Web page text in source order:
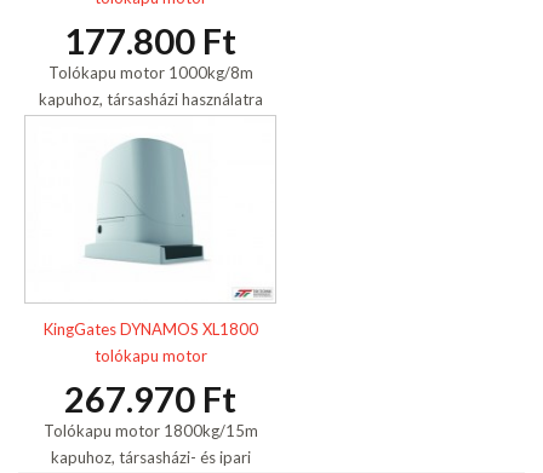
177.800 Ft
Tolókapu motor 1000kg/8m
kapuhoz, társasházi használatra
KingGates DYNAMOS XL1800
tolókapu motor
267.970 Ft
Tolókapu motor 1800kg/15m
kapuhoz, társasházi- és ipari